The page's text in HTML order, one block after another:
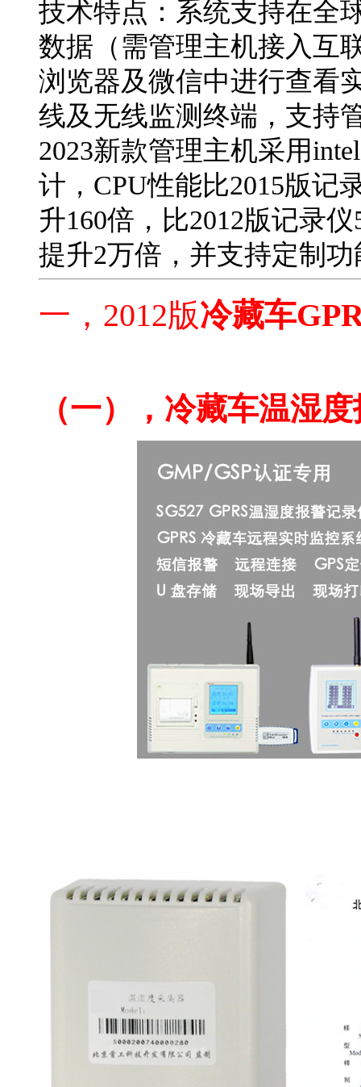
技术特点：系统支持在全
数据（需管理主机接入互
浏览器及微信中进行查看
线及无线监测终端，支持
2023新款管理主机采用
计，CPU性能比2015版记
升160倍，比2012版记录
提升2万倍，并支持定制
一，2012版冷藏车
（一），冷藏车温湿